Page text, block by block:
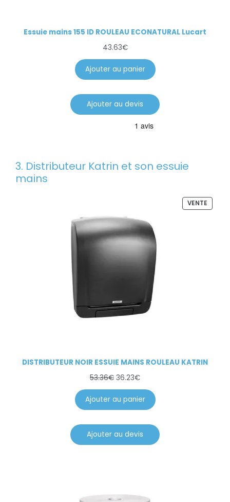
Essuie mains 155 ID ROULEAU ECONATURAL Lucart
43.63€
Ajouter au panier
Ajouter au devis
3. Distributeur Katrin et son essuie
mains
VENTE
DISTRIBUTEUR NOIR ESSUIE MAINS ROULEAU KATRIN
53.36€ 36.23€
Ajouter au panier
Ajouter au devis